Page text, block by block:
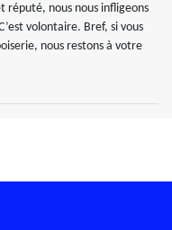
réputé, nous nous infligeons
volontaire. Bref, si vous
nous restons à votre